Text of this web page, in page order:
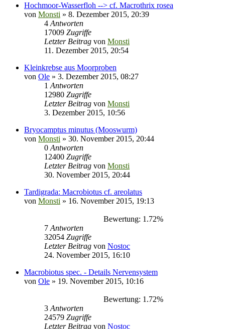
Hochmoor-Wasserfloh --> cf. Macrothrix rosea
von Monsti » 8. Dezember 2015, 20:39
4 Antworten
17009 Zugriffe
Letzter Beitrag von Monsti
11. Dezember 2015, 20:54
Kleinkrebse aus Moorproben
von Ole » 3. Dezember 2015, 08:27
1 Antworten
12980 Zugriffe
Letzter Beitrag von Monsti
3. Dezember 2015, 10:56
Bryocamptus minutus (Mooswurm)
von Monsti » 30. November 2015, 20:44
0 Antworten
12400 Zugriffe
Letzter Beitrag von Monsti
30. November 2015, 20:44
Tardigrada: Macrobiotus cf. areolatus
von Monsti » 16. November 2015, 19:13
Bewertung: 1.72%
7 Antworten
32054 Zugriffe
Letzter Beitrag von Nostoc
24. November 2015, 16:10
Macrobiotus spec. - Details Nervensystem
von Ole » 19. November 2015, 10:16
Bewertung: 1.72%
3 Antworten
24579 Zugriffe
Letzter Beitrag von Nostoc